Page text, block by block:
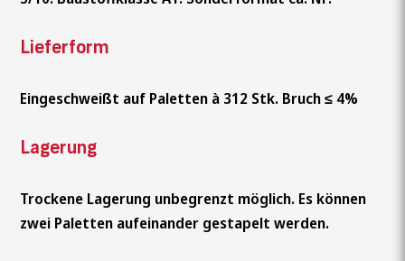
Lieferform
Eingeschweißt auf Paletten à 312 Stk. Bruch ≤ 4%
Lagerung
Trockene Lagerung unbegrenzt möglich. Es können
zwei Paletten aufeinander gestapelt werden.